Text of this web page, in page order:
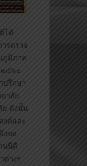
ได้
รตรวจ
ภูมิภาค
๒๕๖๐
ปรึกษา
าลัย
ย ดังนั้น
งค์และ
งขอ
นนิติ
ต่างๆ